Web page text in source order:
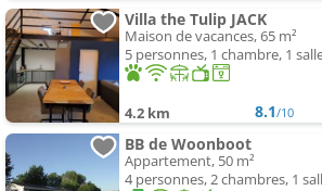
Villa the Tulip JACK
Maison de vacances, 65 m²
5 personnes, 1 chambre, 1
4.2 km 8.1/10
BB de Woonboot
Appartement, 50 m²
4 personnes, 2 chambres, 1